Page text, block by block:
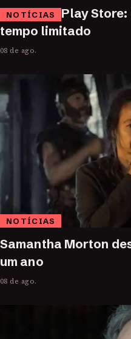
NOTÍCIAS
Play
tempo limitado
08 de ago.
NOTÍCIAS
Samantha Morton
um ano
08 de ago.